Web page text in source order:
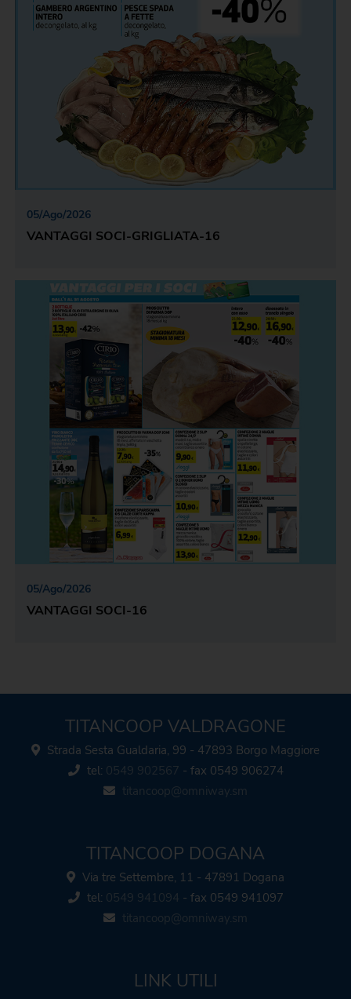
05/Ago/2026
VANTAGGI SOCI-GRIGLIATA-16
05/Ago/2026
VANTAGGI SOCI-16
TITANCOOP VALDRAGONE
Strada Sesta Gualdaria, 99 - 47893 Borgo Maggiore
tel: 0549 902567 - fax 0549 906274
titancoop@omniway.sm
TITANCOOP DOGANA
Via tre Settembre, 11 - 47891 Dogana
tel: 0549 941094 - fax 0549 941097
titancoop@omniway.sm
LINK UTILI